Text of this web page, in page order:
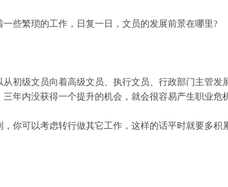
繁琐的工作，日复一日，文员的发展前景在哪里?
级文员向着高级文员、执行文员、行政部门主管发
年内没获得一个提升的机会，就会很容易产生职业危
可以考虑转行做其它工作，这样的话平时就要多积